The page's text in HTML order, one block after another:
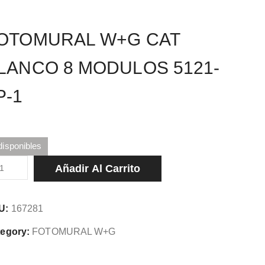
W+G CAT
8 MODULOS 5121-
1
Añadir Al Carrito
167281
FOTOMURAL W+G